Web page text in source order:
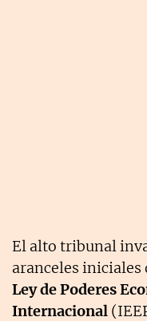
El alto tribunal
aranceles iniciales
Ley de Poderes
Internacional